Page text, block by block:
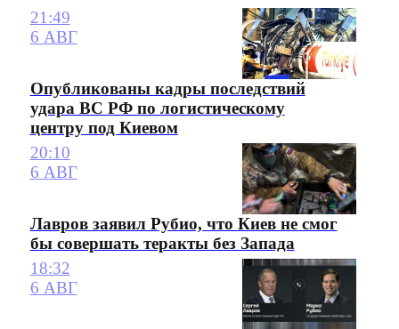
21:49
6 АВГ
Опубликованы кадры последствий
удара ВС РФ по логистическому
центру под Киевом
20:10
6 АВГ
Лавров заявил Рубио, что Киев не смог
бы совершать теракты без Запада
18:32
6 АВГ